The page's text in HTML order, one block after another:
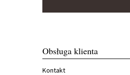
Obsługa klienta
Kontakt